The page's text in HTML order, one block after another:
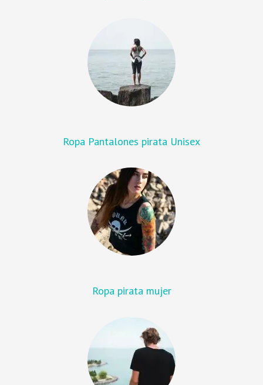
Ropa Pantalones pirata Unisex
Ropa pirata mujer